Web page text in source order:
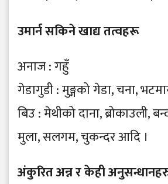
उमार्न सकिने खाद्य तत्वहरू
अनाज : गहुँ
गेडागुडी : मुङ्गको गेडा, चना,
बिउ : मेथीको दाना, ब्रोकाउली,
मुला, सलगम, चुकन्दर आदि ।
अंकुरित अन्न र केही